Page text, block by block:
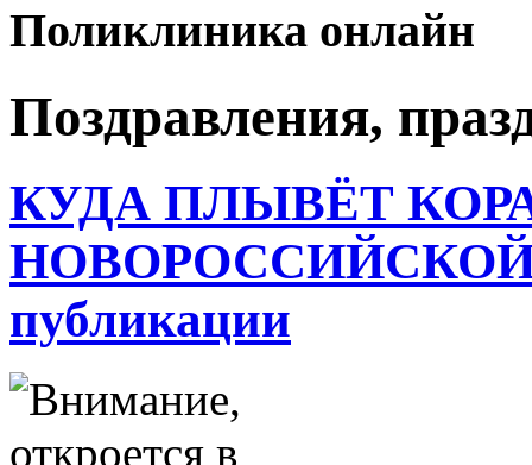
Поликлиника онлайн
Поздравления,
КУДА ПЛЫВЁТ
НОВОРОССИЙСКОЙ
публикации